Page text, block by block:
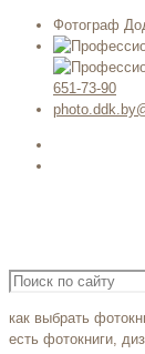
Фотограф
651-73-90
как выбрать
есть фотокниги,